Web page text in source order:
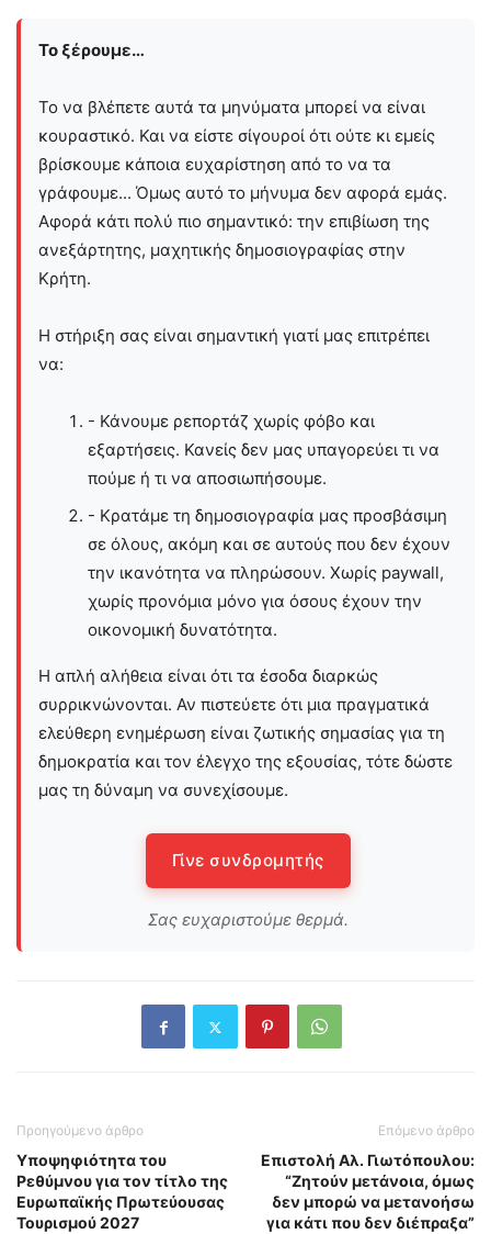
Το ξέρουμε…
Το να βλέπετε αυτά τα μηνύματα μπορεί να είναι
κουραστικό. Και να είστε σίγουροί ότι ούτε κι εμείς
βρίσκουμε κάποια ευχαρίστηση από το να τα
γράφουμε... Όμως αυτό το μήνυμα δεν αφορά εμάς.
Αφορά κάτι πολύ πιο σημαντικό: την επιβίωση της
ανεξάρτητης, μαχητικής δημοσιογραφίας στην
Kρήτη.
Η στήριξη σας είναι σημαντική γιατί μας επιτρέπει
να:
- Κάνουμε ρεπορτάζ χωρίς φόβο και
εξαρτήσεις. Κανείς δεν μας υπαγορεύει τι να
πούμε ή τι να αποσιωπήσουμε.
- Κρατάμε τη δημοσιογραφία μας προσβάσιμη
σε όλους, ακόμη και σε αυτούς που δεν έχουν
την ικανότητα να πληρώσουν. Χωρίς paywall,
χωρίς προνόμια μόνο για όσους έχουν την
οικονομική δυνατότητα.
Η απλή αλήθεια είναι ότι τα έσοδα διαρκώς
συρρικνώνονται. Αν πιστεύετε ότι μια πραγματικά
ελεύθερη ενημέρωση είναι ζωτικής σημασίας για τη
δημοκρατία και τον έλεγχο της εξουσίας, τότε δώστε
μας τη δύναμη να συνεχίσουμε.
Γίνε συνδρομητής
Σας ευχαριστούμε θερμά.
Προηγούμενο άρθρο
Υποψηφιότητα του
Ρεθύμνου για τον τίτλο της
Ευρωπαϊκής Πρωτεύουσας
Τουρισμού 2027
Επόμενο άρθρο
Επιστολή Αλ. Γιωτόπουλου:
“Ζητούν μετάνοια, όμως
δεν µπορώ να µετανοήσω
για κάτι που δεν διέπραξα”